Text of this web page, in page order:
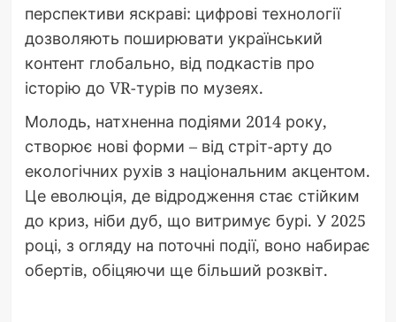
перспективи яскраві: цифрові технології
дозволяють поширювати український
контент глобально, від подкастів про
історію до VR-турів по музеях.
Молодь, натхненна подіями 2014 року,
створює нові форми – від стріт-арту до
екологічних рухів з національним акцентом.
Це еволюція, де відродження стає стійким
до криз, ніби дуб, що витримує бурі. У 2025
році, з огляду на поточні події, воно набирає
обертів, обіцяючи ще більший розквіт.